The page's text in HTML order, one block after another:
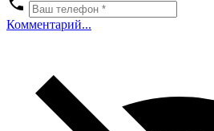
Комментарий...